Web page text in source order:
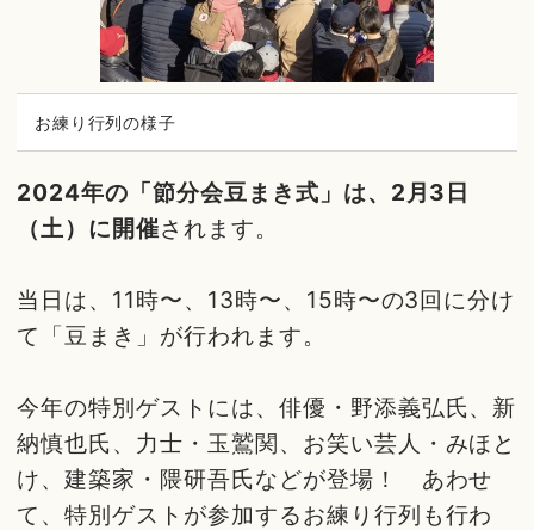
お練り行列の様子
2024年の「節分会豆まき式」は、2月3日
（土）に開催されます。
当日は、11時〜、13時〜、15時〜の3回に分け
て「豆まき」が行われます。
今年の特別ゲストには、俳優・野添義弘氏、新
納慎也氏、力士・玉鷲関、お笑い芸人・みほと
け、建築家・隈研吾氏などが登場！ あわせ
て、特別ゲストが参加するお練り行列も行わ